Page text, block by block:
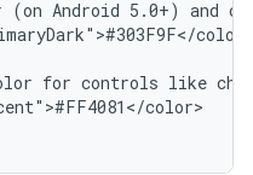
(on Android 5.0+) and
color>
for controls like
color>